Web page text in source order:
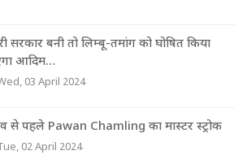
सरकार बनी तो लिम्बू-तमांग को घोषित किया
आदिम…
03 April 2024
से पहले Pawan Chamling का मास्‍टर स्‍ट्रोक
02 April 2024